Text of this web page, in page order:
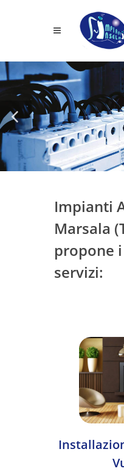
Impianti
Marsala
propone
servizi: